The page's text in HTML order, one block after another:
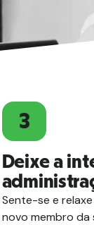
3
Deixe a
Sente-se e
novo membro da